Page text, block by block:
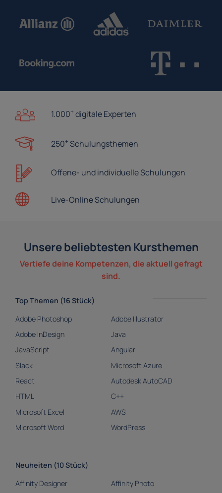
1.000+ digitale Experten
250+ Schulungsthemen
Offene- undindividuelle Schulungen
Live-OnlineSchulungen
Unsere beliebtesten Kursthemen
Vertiefe deine Kompetenzen, die aktuell gefragt
sind.
Top Themen (16 Stück)
Adobe Photoshop
Adobe Illustrator
Adobe InDesign
Java
JavaScript
Angular
Slack
Microsoft Azure
React
Autodesk AutoCAD
HTML
C++
Microsoft Excel
AWS
Microsoft Word
WordPress
Neuheiten (10 Stück)
Affinity Designer
Affinity Photo